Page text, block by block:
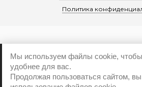
Политика
Мы используем файлы cookie,
удобнее для вас.
Продолжая пользоваться сайтом,